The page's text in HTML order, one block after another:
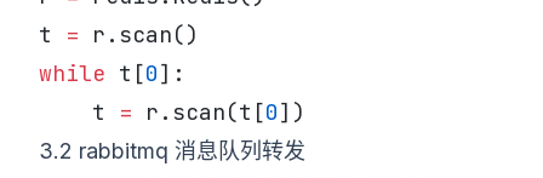
t = r.scan()
while t[0]:
    t
= r.scan(t[0])
3.2 rabbitmq 消息队列转发